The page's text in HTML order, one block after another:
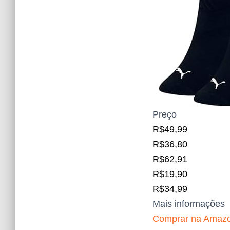
Preço
R$49,99
R$36,80
R$62,91
R$19,90
R$34,99
Mais informações
Comprar na